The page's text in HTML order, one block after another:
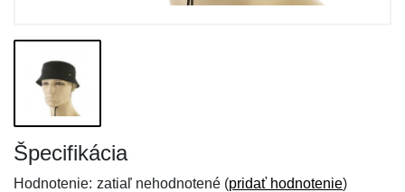
Špecifikácia
Hodnotenie: zatiaľ nehodnotené (pridať hodnotenie)